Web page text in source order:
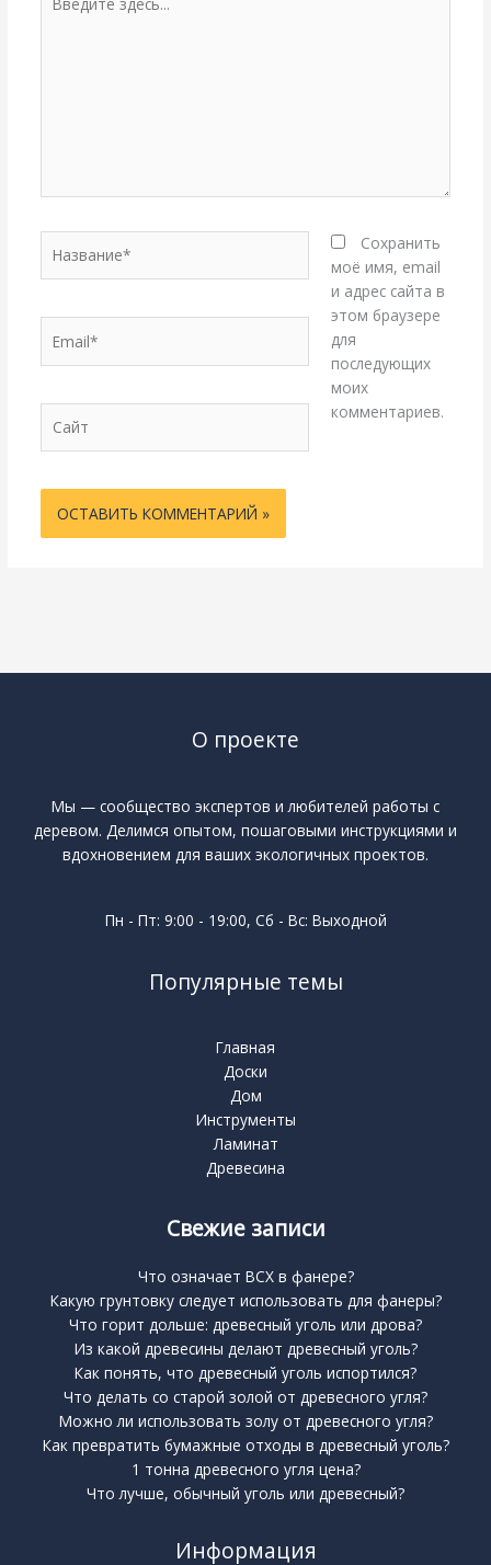
здесь...
Сохранить
моё имя, email
и адрес сайта в
этом браузере
для
последующих
моих
комментариев.
О проекте
Мы — сообщество экспертов и любителей работы с
деревом. Делимся опытом, пошаговыми инструкциями и
вдохновением для ваших экологичных проектов.
Пн - Пт: 9:00 - 19:00, Сб - Вс: Выходной
Популярные темы
Главная
Доски
Дом
Инструменты
Ламинат
Древесина
Свежие записи
Что означает BCX в фанере?
Какую грунтовку следует использовать для фанеры?
Что горит дольше: древесный уголь или дрова?
Из какой древесины делают древесный уголь?
Как понять, что древесный уголь испортился?
Что делать со старой золой от древесного угля?
Можно ли использовать золу от древесного угля?
Как превратить бумажные отходы в древесный уголь?
1 тонна древесного угля цена?
Что лучше, обычный уголь или древесный?
Информация